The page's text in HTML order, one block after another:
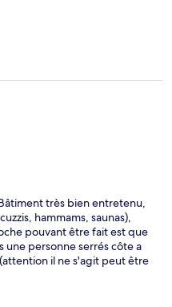
très bien entretenu,
hammams, saunas),
pouvant être fait est que
une personne serrés côte a
il ne s'agit peut être
il n'y a pas grand chose a